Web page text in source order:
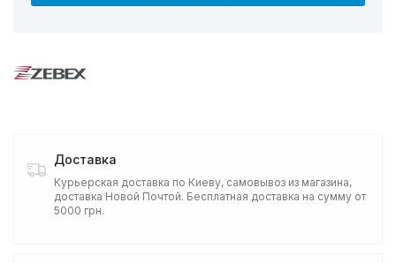
Доставка
Курьерская доставка по Киеву, самовывоз из магазина,
доставка Новой Почтой. Бесплатная доставка на сумму от
5000 грн.